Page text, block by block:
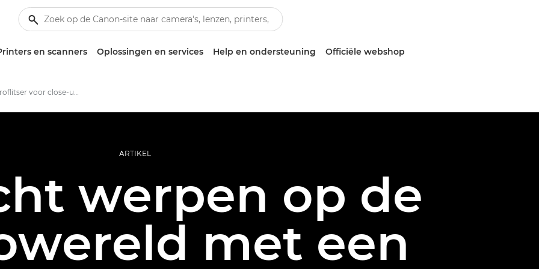
en scanners Oplossingen en services Help en ondersteuning Officiële webshop
Een macroflitser voor close-ups
ARTIKEL
werpen op de
met een